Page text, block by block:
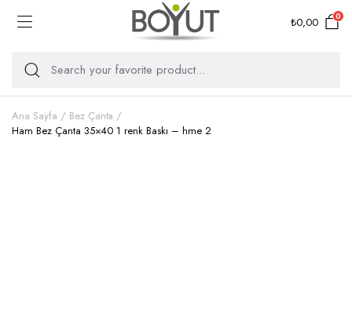
₺0,00 0
Ana Sayfa
Bez Çanta
Ham Bez Çanta 35×40 1 renk Baskı – hme 2